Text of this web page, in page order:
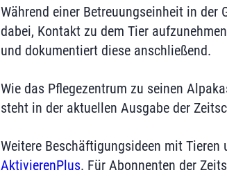
Während einer Betreuungseinheit in der
dabei, Kontakt zu dem Tier
und dokumentiert diese anschließend.
Wie das Pflegezentrum zu seinen
steht in der aktuellen Ausgabe der
Weitere Beschäftigungsideen mit
AktivierenPlus. Für Abonnenten der